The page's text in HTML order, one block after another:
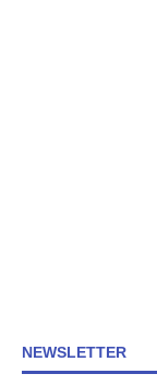
NEWSLETTER